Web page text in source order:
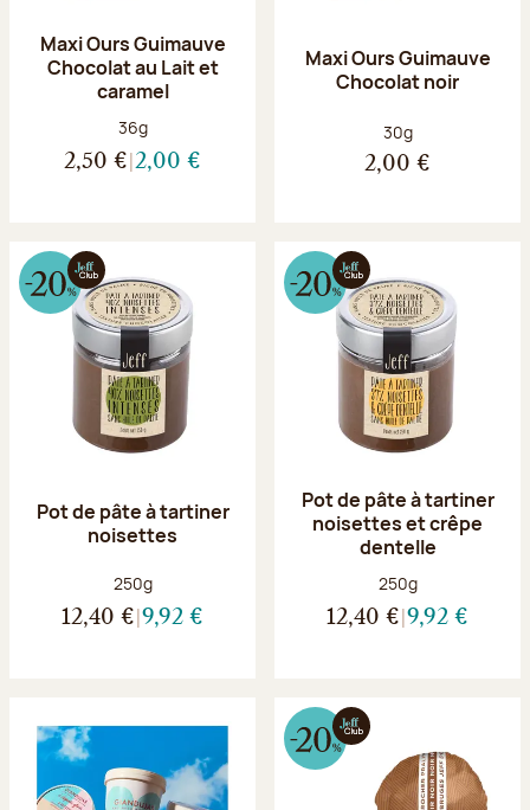
Maxi Ours Guimauve
Chocolat au Lait et
caramel
Poids net :
36g
2,50 € 2,00 €
Maxi Ours Guimauve
Chocolat noir
Poids net :
30g
2,00 €
Pot de pâte à tartiner
noisettes
Poids net :
250g
12,40 € 9,92 €
Pot de pâte à tartiner
noisettes et crêpe
dentelle
Poids net :
250g
12,40 € 9,92 €